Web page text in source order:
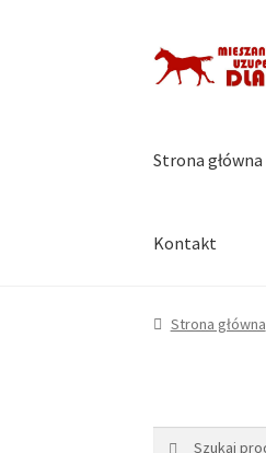
Przejdź
do
Przejdź
do
Strona główna
Kontakt
Strona główna
Strona główna